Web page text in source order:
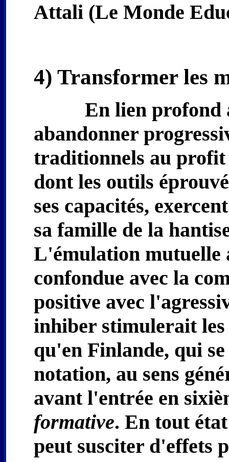
Attali (Le Monde
4) Transformer les
En lien profond
abandonner
traditionnels au
dont les outils
ses capacités,
sa famille de la
L'émulation mutuelle
confondue avec la
positive avec
inhiber stimulerait
qu'en Finlande, qui se
notation, au sens
avant l'entrée en
formative. En tout
peut susciter d'effets